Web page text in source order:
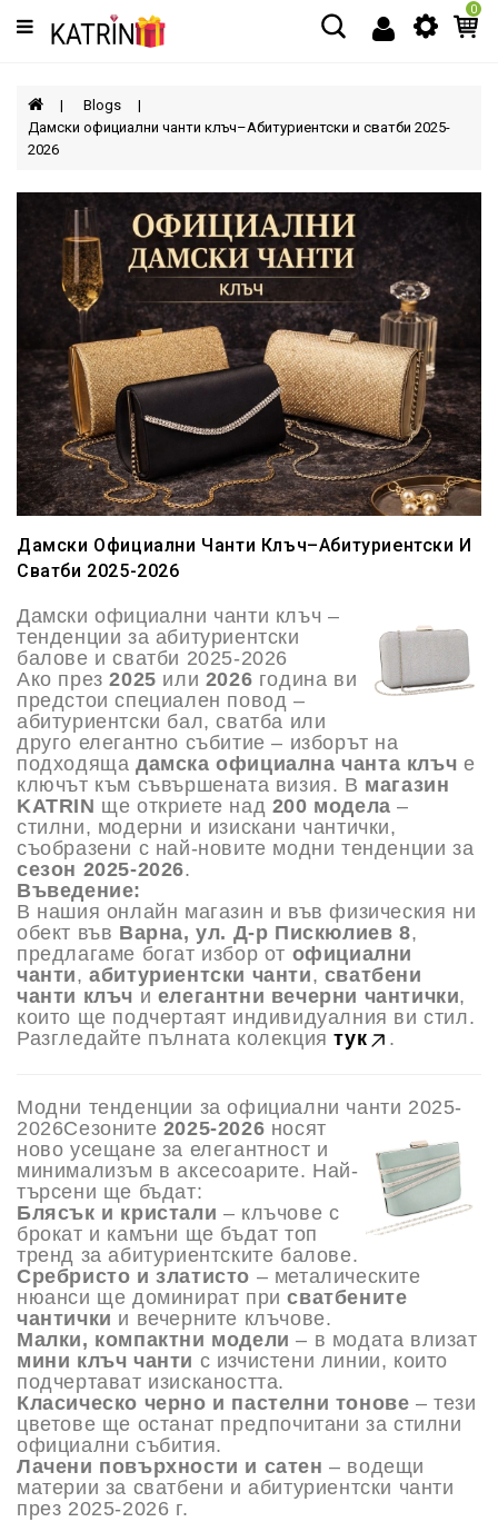
Категории
МЪЖЕ
ЖЕНИ
АКСЕСОАРИ
0
Blogs
Дамски официални чанти клъч–Абитуриентски и сватби 2025-
2026
Дамски Официални Чанти Клъч–Абитуриентски И
Сватби 2025-2026
Дамски официални чанти клъч –
тенденции за абитуриентски
балове и сватби 2025-2026
Ако през2025 или 2026 година ви
предстои специален повод –
абитуриентски бал, сватба или
друго елегантно събитие – изборът на
подходяща дамска официална чанта клъч е
ключът към съвършената визия. В магазин
KATRIN ще откриете над 200 модела –
стилни, модерни и изискани чантички,
съобразени с най-новите модни тенденции за
сезон 2025-2026.
Въведение:
В нашия онлайн магазин и във физическия ни
обект във Варна, ул. Д-р Пискюлиев 8,
предлагаме богат избор от официални
чанти,абитуриентски чанти, сватбени
чанти клъч и елегантни вечерни чантички,
които ще подчертаят индивидуалния ви стил.
Разгледайте пълната колекциятук .
Модни тенденции за официални чанти 2025-
2026Сезоните 2025-2026 носят
ново усещане за елегантност и
минимализъм в аксесоарите. Най-
търсени ще бъдат:
Блясък и кристали – клъчове с
брокат и камъни ще бъдат топ
тренд за абитуриентските балове.
Сребристо и златисто – металическите
нюанси ще доминират присватбените
чантички и вечерните клъчове.
Малки, компактни модели – в модата влизат
мини клъч чанти с изчистени линии, които
подчертават изискаността.
Класическо черно и пастелни тонове – тези
цветове ще останат предпочитани за стилни
официални събития.
Лачени повърхности и сатен – водещи
материи за сватбени и абитуриентски чанти
през 2025-2026 г.